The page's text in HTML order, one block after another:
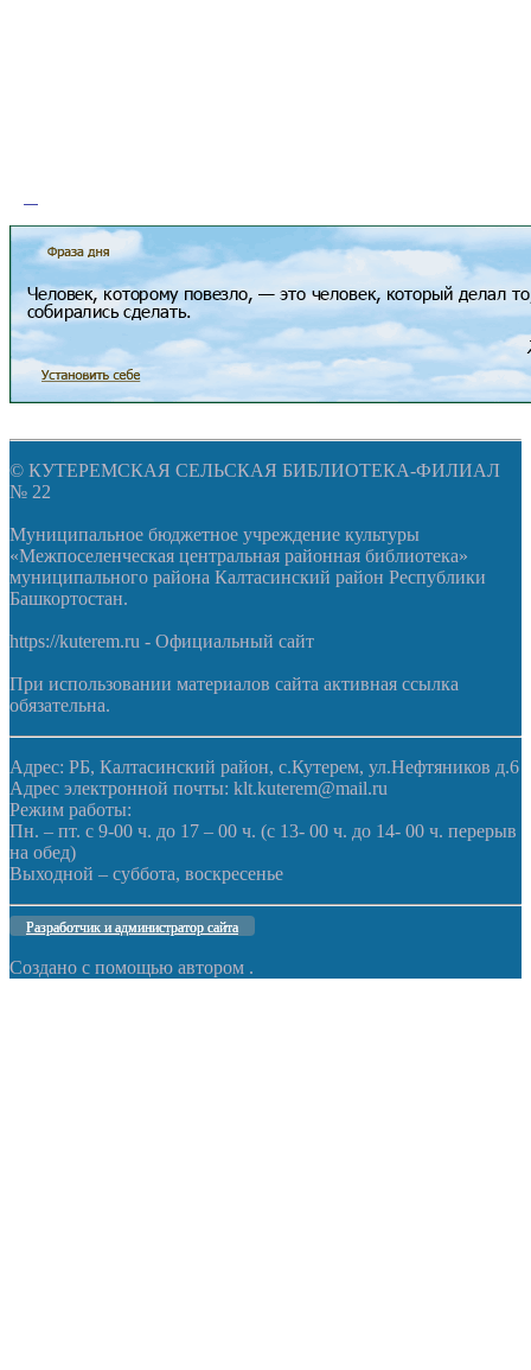
© КУТЕРЕМСКАЯ СЕЛЬСКАЯ БИБЛИОТЕКА-ФИЛИАЛ
№ 22
Муниципальное бюджетное учреждение культуры
«Межпоселенческая центральная районная библиотека»
муниципального района Калтасинский район Республики
Башкортостан.
https://kuterem.ru - Официальный сайт
При использовании материалов сайта активная ссылка
обязательна.
Адрес: РБ, Калтасинский район, с.Кутерем, ул.Нефтяников д.6
Адрес электронной почты: klt.kuterem@mail.ru
Режим работы:
Пн. – пт. с 9-00 ч. до 17 – 00 ч. (с 13- 00 ч. до 14- 00 ч. перерыв
на обед)
Выходной – суббота, воскресенье
Разработчик и администратор сайта
Создано с помощью автором .